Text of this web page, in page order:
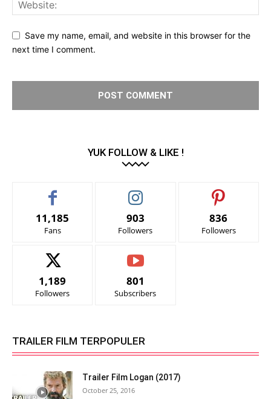
Save my name, email, and website in this browser for the
next time I comment.
YUK FOLLOW & LIKE !
11,185
Fans
903
Followers
836
Followers
1,189
Followers
801
Subscribers
TRAILER FILM TERPOPULER
Trailer Film Logan (2017)
October 25, 2016